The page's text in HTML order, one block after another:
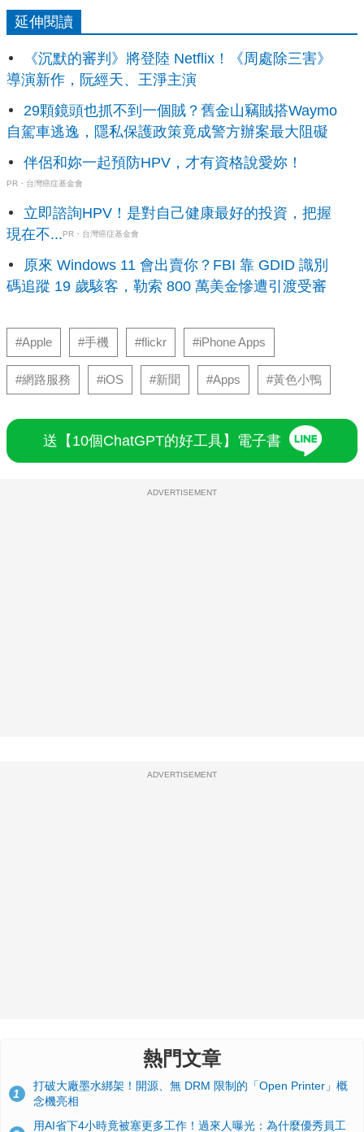
延伸閱讀
《沉默的審判》將登陸 Netflix！《周處除三害》
導演新作，阮經天、王淨主演
29顆鏡頭也抓不到一個賊？舊金山竊賊搭Waymo
自駕車逃逸，隱私保護政策竟成警方辦案最大阻礙
伴侶和妳一起預防HPV，才有資格說愛妳！
PR・台灣癌症基金會
立即諮詢HPV！是對自己健康最好的投資，把握
現在不...PR・台灣癌症基金會
原來 Windows 11 會出賣你？FBI 靠 GDID 識別
碼追蹤 19 歲駭客，勒索 800 萬美金慘遭引渡受審
#Apple #手機 #flickr #iPhone Apps
#網路服務 #iOS #新聞 #Apps #黃色小鴨
送【10個ChatGPT的好工具】電子書
ADVERTISEMENT
ADVERTISEMENT
熱門文章
1
打破大廠墨水綁架！開源、無 DRM 限制的「Open Printer」概
念機亮相
用AI省下4小時竟被塞更多工作！過來人曝光：為什麼優秀員工